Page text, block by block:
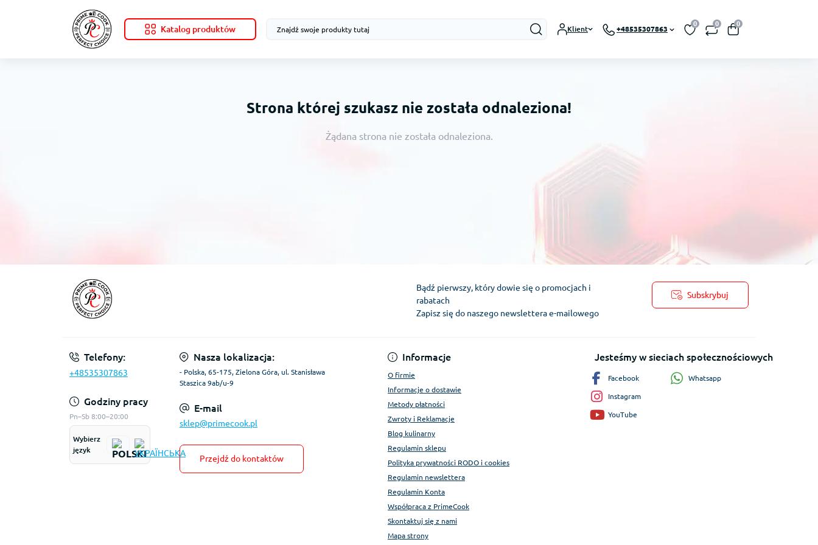
Katalog produktów Klient +48535307863
0 0 0
Strona której szukasz nie została odnaleziona!
Żądana strona nie została odnaleziona.
Bądź pierwszy, który dowie się o promocjach i
rabatach
Zapisz się do naszego newslettera e-mailowego
Subskrybuj
Regulamin Konta
Telefony:
+48535307863
Godziny pracy
Pn–Sb 8:00–20:00
Wybierz
język
Nasza lokalizacja:
- Polska, 65-175, Zielona Góra, ul. Stanisława
Staszica 9ab/u-9
E-mail
sklep@primecook.pl
Przejdź do kontaktów
Informacje
O firmie
Informacje o dostawie
Metody płatności
Zwroty i Reklamacje
Blog kulinarny
Regulamin sklepu
Polityka prywatności RODO i cookies
Regulamin newslettera
Regulamin Konta
Współpraca z PrimeCook
Skontaktuj się z nami
Mapa strony
Jesteśmy w sieciach społecznościowych
Facebook
Instagram
YouTube
Whatsapp